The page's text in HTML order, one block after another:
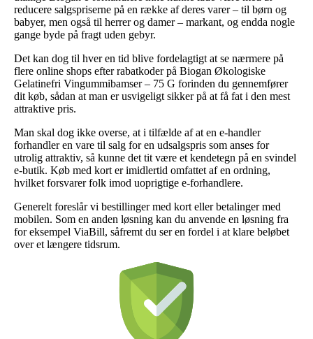
reducere salgspriserne på en række af deres varer – til børn og
babyer, men også til herrer og damer – markant, og endda nogle
gange byde på fragt uden gebyr.
Det kan dog til hver en tid blive fordelagtigt at se nærmere på
flere online shops efter rabatkoder på Biogan Økologiske
Gelatinefri Vingummibamser – 75 G forinden du gennemfører
dit køb, sådan at man er usvigeligt sikker på at få fat i den mest
attraktive pris.
Man skal dog ikke overse, at i tilfælde af at en e-handler
forhandler en vare til salg for en udsalgspris som anses for
utrolig attraktiv, så kunne det tit være et kendetegn på en svindel
e-butik. Køb med kort er imidlertid omfattet af en ordning,
hvilket forsvarer folk imod uoprigtige e-forhandlere.
Generelt foreslår vi bestillinger med kort eller betalinger med
mobilen. Som en anden løsning kan du anvende en løsning fra
for eksempel ViaBill, såfremt du ser en fordel i at klare beløbet
over et længere tidsrum.